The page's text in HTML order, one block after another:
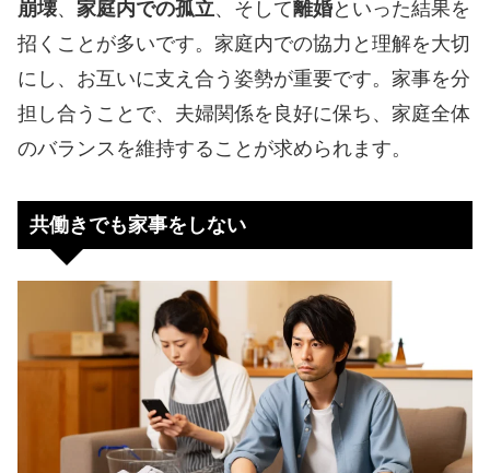
崩壊、 家庭内での孤立、そして離婚といった結果を
招くことが多いです。家庭内での協力と理解を大切
にし、お互いに支え合う姿勢が重要です。家事を分
担し合うことで、夫婦関係を良好に保ち、家庭全体
のバランスを維持することが求められます。
共働きでも家事をしない